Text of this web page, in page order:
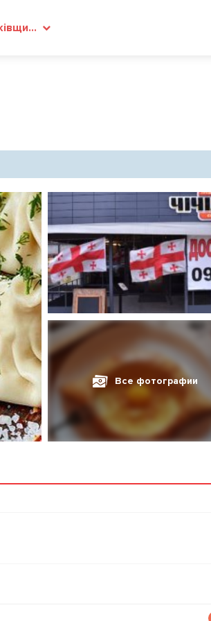
Крюківщина
Все фотографии